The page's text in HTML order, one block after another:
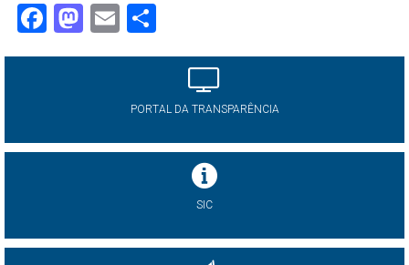
Facebook
Mastodon
Email
PORTAL DA TRANSPARÊNCIA
SIC